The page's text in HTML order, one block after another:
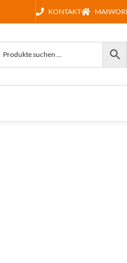
KONTAKT